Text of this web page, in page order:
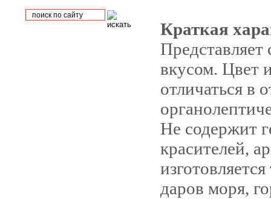
Краткая
вкусом. Цвет
отличаться в
Не содержит
красителей,
даров моря,